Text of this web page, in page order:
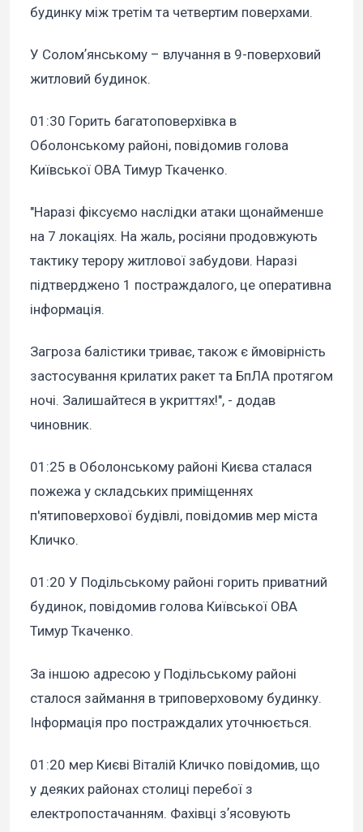
будинку між третім та четвертим поверхами.
У Соломʼянському – влучання в 9-поверховий
житловий будинок.
01:30 Горить багатоповерхівка в
Оболонському районі, повідомив голова
Київської ОВА Тимур Ткаченко.
"Наразі фіксуємо наслідки атаки щонайменше
на 7 локаціях. На жаль, росіяни продовжують
тактику терору житлової забудови. Наразі
підтверджено 1 постраждалого, це оперативна
інформація.
Загроза балістики триває, також є ймовірність
застосування крилатих ракет та БпЛА протягом
ночі. Залишайтеся в укриттях!", - додав
чиновник.
01:25 в Оболонському районі Києва сталася
пожежа у складських приміщеннях
п'ятиповерхової будівлі, повідомив мер міста
Кличко.
01:20 У Подільському районі горить приватний
будинок, повідомив голова Київської ОВА
Тимур Ткаченко.
За іншою адресою у Подільському районі
сталося займання в триповерховому будинку.
Інформація про постраждалих уточнюється.
01:20 мер Києві Віталій Кличко повідомив, що
у деяких районах столиці перебої з
електропостачанням. Фахівці зʼясовують